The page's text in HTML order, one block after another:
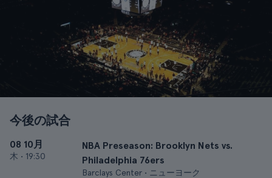
今後の試合
08 10月
木 • 19:30
NBA Preseason: Brooklyn Nets vs.
Philadelphia 76ers
Barclays Center • ニューヨーク